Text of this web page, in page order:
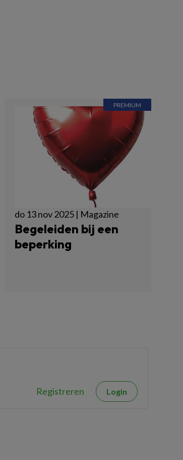
do 13 nov 2025 | Magazine
Begeleiden bij een
beperking
Registreren Login